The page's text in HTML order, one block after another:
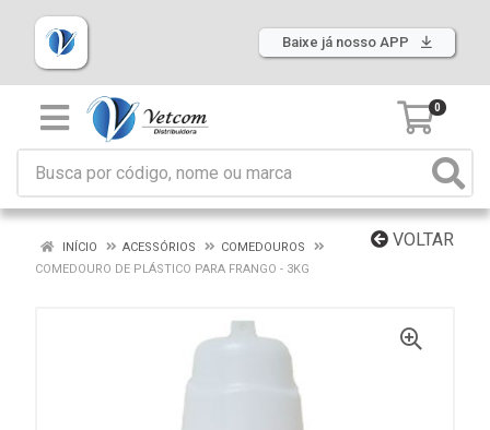
Baixe já nosso APP
0
VOLTAR
INÍCIO ACESSÓRIOS
COMEDOUROS
COMEDOURO DE PLÁSTICO PARA FRANGO - 3KG